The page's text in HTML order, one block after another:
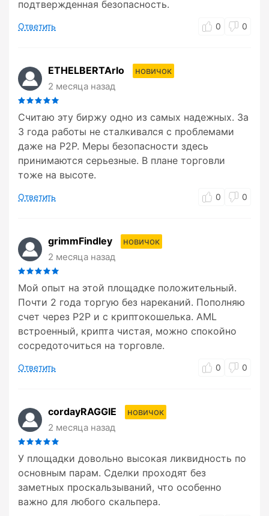
подтвержденная безопасность.
Ответить 0 0
ETHELBERTArlo
новичок
2 месяца назад
Считаю эту биржу одно из самых надежных. За
3 года работы не сталкивался с проблемами
даже на P2P. Меры безопасности здесь
принимаются серьезные. В плане торговли
тоже на высоте.
Ответить 0 0
grimmFindley
новичок
2 месяца назад
Мой опыт на этой площадке положительный.
Почти 2 года торгую без нареканий. Пополняю
счет через P2P и с криптокошелька. AML
встроенный, крипта чистая, можно спокойно
сосредоточиться на торговле.
Ответить 0 0
cordayRAGGIE
новичок
2 месяца назад
У площадки довольно высокая ликвидность по
основным парам. Сделки проходят без
заметных проскальзываний, что особенно
важно для любого скальпера.